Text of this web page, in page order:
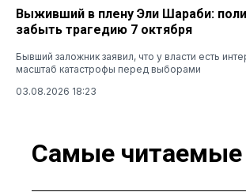
Выживший в плену Эли Шараби:
забыть трагедию 7 октября
Бывший заложник заявил, что у власти есть
масштаб катастрофы перед выборами
03.08.2026 18:23
Самые читаемые